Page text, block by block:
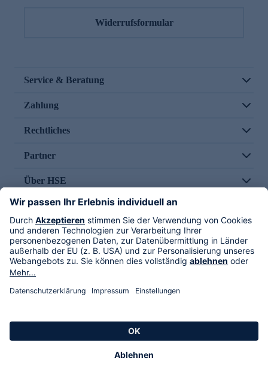
Widerrufsformular
Service & Beratung
Zahlung
Rechtliches
Partner
Über HSE
Im TV
HSE International